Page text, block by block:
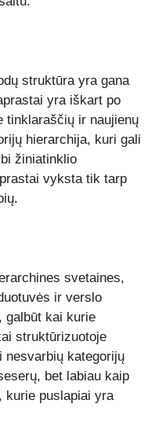
struktūra yra gana
yra iškart po
tinklaraščių ir naujienų
hierarchija, kuri gali
žiniatinklio
vyksta tik tarp
svetaines,
ir verslo
galbūt kai kurie
struktūrizuotoje
nesvarbių kategorijų
bet labiau kaip
kurie puslapiai yra